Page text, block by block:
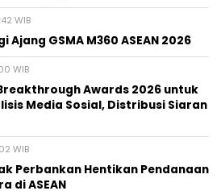
WIB
GSMA M360 ASEAN 2026
WIB
Awards 2026 untuk
Media Sosial, Distribusi Siaran
WIB
Perbankan Hentikan Pendanaan
di ASEAN